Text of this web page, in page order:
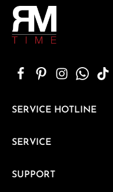
SERVICE HOTLINE
SERVICE
SUPPORT